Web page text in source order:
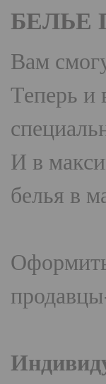
БЕЛЬЕ
Вам
Теперь и
И в
белья в